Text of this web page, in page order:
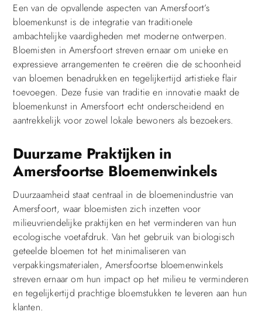
Een van de opvallende aspecten van Amersfoort’s
bloemenkunst is de integratie van traditionele
ambachtelijke vaardigheden met moderne ontwerpen.
Bloemisten in Amersfoort streven ernaar om unieke en
expressieve arrangementen te creëren die de schoonheid
van bloemen benadrukken en tegelijkertijd artistieke flair
toevoegen. Deze fusie van traditie en innovatie maakt de
bloemenkunst in Amersfoort echt onderscheidend en
aantrekkelijk voor zowel lokale bewoners als bezoekers.
Duurzame Praktijken in
Amersfoortse Bloemenwinkels
Duurzaamheid staat centraal in de bloemenindustrie van
Amersfoort, waar bloemisten zich inzetten voor
milieuvriendelijke praktijken en het verminderen van hun
ecologische voetafdruk. Van het gebruik van biologisch
geteelde bloemen tot het minimaliseren van
verpakkingsmaterialen, Amersfoortse bloemenwinkels
streven ernaar om hun impact op het milieu te verminderen
en tegelijkertijd prachtige bloemstukken te leveren aan hun
klanten.